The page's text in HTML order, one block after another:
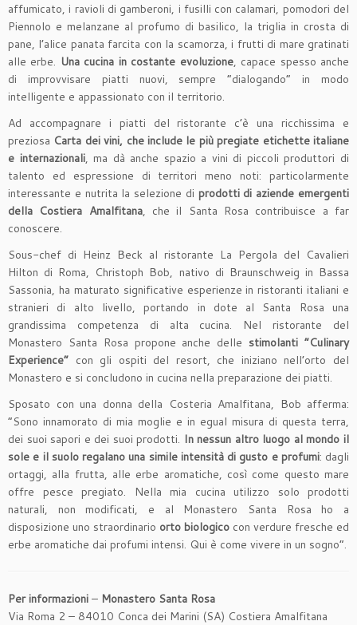
affumicato, i ravioli di gamberoni, i fusilli con calamari, pomodori del
Piennolo e melanzane al profumo di basilico, la triglia in crosta di
pane, l’alice panata farcita con la scamorza, i frutti di mare gratinati
alle erbe. Una cucina in costante evoluzione, capace spesso anche
di improvvisare piatti nuovi, sempre “dialogando” in modo
intelligente e appassionato con il territorio.
Ad accompagnare i piatti del ristorante c’è una ricchissima e
preziosa Carta dei vini, che include le più pregiate etichette italiane
e internazionali, ma dà anche spazio a vini di piccoli produttori di
talento ed espressione di territori meno noti: particolarmente
interessante e nutrita la selezione di prodotti di aziende emergenti
della Costiera Amalfitana, che il Santa Rosa contribuisce a far
conoscere.
Sous-chef di Heinz Beck al ristorante La Pergola del Cavalieri
Hilton di Roma, Christoph Bob, nativo di Braunschweig in Bassa
Sassonia, ha maturato significative esperienze in ristoranti italiani e
stranieri di alto livello, portando in dote al Santa Rosa una
grandissima competenza di alta cucina. Nel ristorante del
Monastero Santa Rosa propone anche delle stimolanti “Culinary
Experience” con gli ospiti del resort, che iniziano nell’orto del
Monastero e si concludono in cucina nella preparazione dei piatti.
Sposato con una donna della Costeria Amalfitana, Bob afferma:
“Sono innamorato di mia moglie e in egual misura di questa terra,
dei suoi sapori e dei suoi prodotti. In nessun altro luogo al mondo il
sole e il suolo regalano una simile intensità di gusto e profumi: dagli
ortaggi, alla frutta, alle erbe aromatiche, così come questo mare
offre pesce pregiato. Nella mia cucina utilizzo solo prodotti
naturali, non modificati, e al Monastero Santa Rosa ho a
disposizione uno straordinario orto biologico con verdure fresche ed
erbe aromatiche dai profumi intensi. Qui è come vivere in un sogno”.
Per informazioni – Monastero Santa Rosa
Via Roma 2 – 84010 Conca dei Marini (SA) Costiera Amalfitana